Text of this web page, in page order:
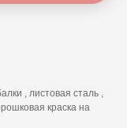
, листовая сталь ,
краска на